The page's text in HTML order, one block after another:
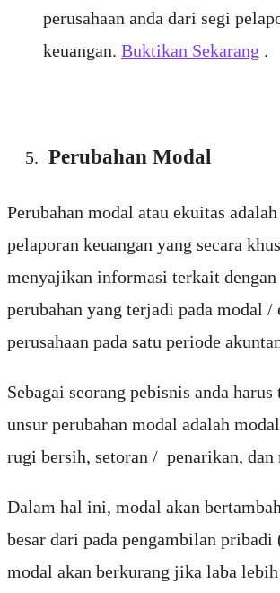
perusahaan anda dari segi
keuangan. Buktikan Sekarang .
Perubahan Modal
Perubahan modal atau ekuitas
pelaporan keuangan yang secara
menyajikan informasi terkait dengan
perubahan yang terjadi pada modal /
perusahaan pada satu periode
Sebagai seorang pebisnis anda harus
unsur perubahan modal adalah
rugi bersih, setoran / penarikan, dan
Dalam hal ini, modal akan
besar dari pada pengambilan pribadi
modal akan berkurang jika laba